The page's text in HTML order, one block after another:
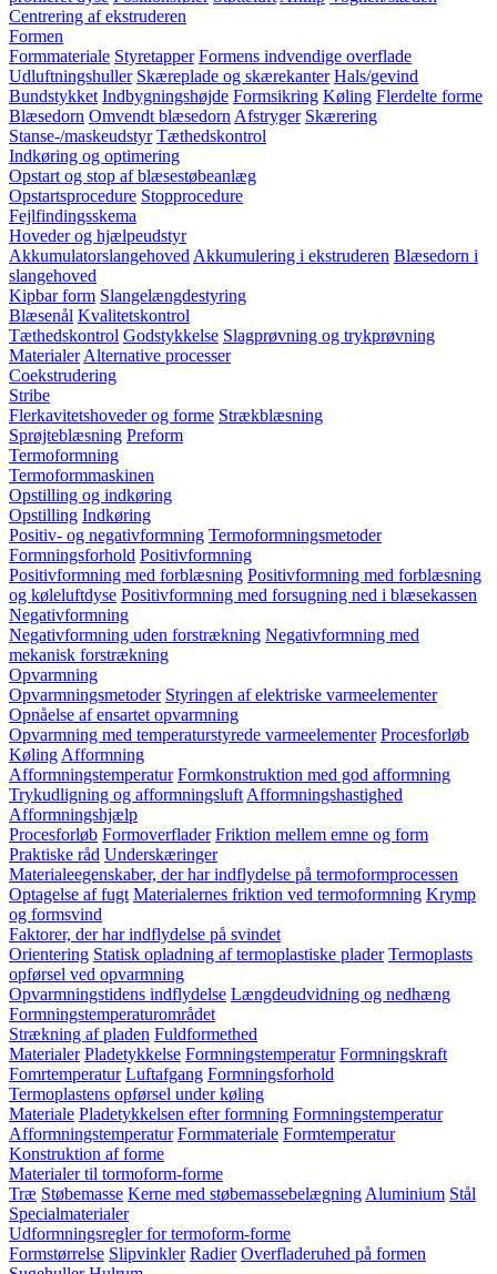
Centrering af ekstruderen
Formen
Formmateriale Styretapper Formens indvendige overflade
Udluftningshuller Skæreplade og skærekanter Hals/gevind
Bundstykket Indbygningshøjde Formsikring Køling Flerdelte forme
Blæsedorn Omvendt blæsedorn Afstryger Skærering
Stanse-/maskeudstyr Tæthedskontrol
Indkøring og optimering
Opstart og stop af blæsestøbeanlæg
Opstartsprocedure Stopprocedure
Fejlfindingsskema
Hoveder og hjælpeudstyr
Akkumulatorslangehoved Akkumulering i ekstruderen Blæsedorn i
slangehoved
Kipbar form Slangelængdestyring
Blæsenål Kvalitetskontrol
Tæthedskontrol Godstykkelse Slagprøvning og trykprøvning
Materialer Alternative processer
Coekstrudering
Stribe
Flerkavitetshoveder og forme Strækblæsning
Sprøjteblæsning Preform
Termoformning
Termoformmaskinen
Opstilling og indkøring
Opstilling Indkøring
Positiv- og negativformning Termoformningsmetoder
Formningsforhold Positivformning
Positivformning med forblæsning Positivformning med forblæsning
og køleluftdyse Positivformning med forsugning ned i blæsekassen
Negativformning
Negativformning uden forstrækning Negativformning med
mekanisk forstrækning
Opvarmning
Opvarmningsmetoder Styringen af elektriske varmeelementer
Opnåelse af ensartet opvarmning
Opvarmning med temperaturstyrede varmeelementer Procesforløb
Køling Afformning
Afformningstemperatur Formkonstruktion med god afformning
Trykudligning og afformningsluft Afformningshastighed
Afformningshjælp
Procesforløb Formoverflader Friktion mellem emne og form
Praktiske råd Underskæringer
Materialeegenskaber, der har indflydelse på termoformprocessen
Optagelse af fugt Materialernes friktion ved termoformning Krymp
og formsvind
Faktorer, der har indflydelse på svindet
Orientering Statisk opladning af termoplastiske plader Termoplasts
opførsel ved opvarmning
Opvarmningstidens indflydelse Længdeudvidning og nedhæng
Formningstemperaturområdet
Strækning af pladen Fuldformethed
Materialer Pladetykkelse Formningstemperatur Formningskraft
Fomrtemperatur Luftafgang Formningsforhold
Termoplastens opførsel under køling
Materiale Pladetykkelsen efter formning Formningstemperatur
Afformningstemperatur Formmateriale Formtemperatur
Konstruktion af forme
Materialer til tormoform-forme
Træ Støbemasse Kerne med støbemassebelægning Aluminium Stål
Specialmaterialer
Udformningsregler for termoform-forme
Formstørrelse Slipvinkler Radier Overfladeruhed på formen